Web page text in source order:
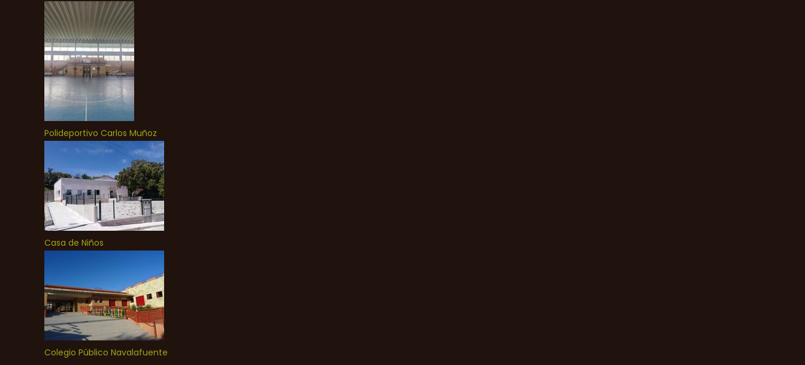
Polideportivo Carlos Muñoz
Casa de Niños
Colegio Público Navalafuente